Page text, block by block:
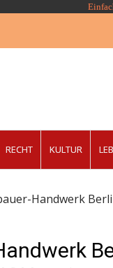
RECHT KULTUR
Handwerk